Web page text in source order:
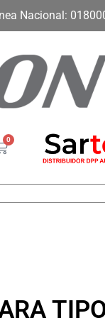
Nacional:
0